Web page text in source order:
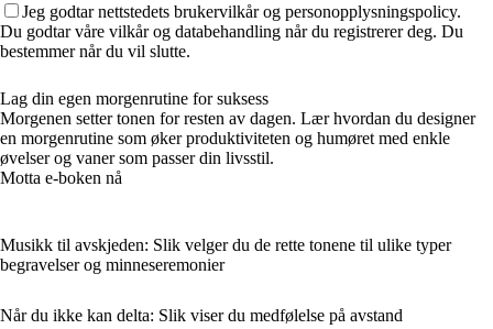
Jeg godtar nettstedets brukervilkår og personopplysningspolicy.
Du godtar våre vilkår og databehandling når du registrerer deg. Du
bestemmer når du vil slutte.
Lag din egen morgenrutine for suksess
Morgenen setter tonen for resten av dagen. Lær hvordan du designer
en morgenrutine som øker produktiviteten og humøret med enkle
øvelser og vaner som passer din livsstil.
Motta e-boken nå
Musikk til avskjeden: Slik velger du de rette tonene til ulike typer
begravelser og minneseremonier
Når du ikke kan delta: Slik viser du medfølelse på avstand